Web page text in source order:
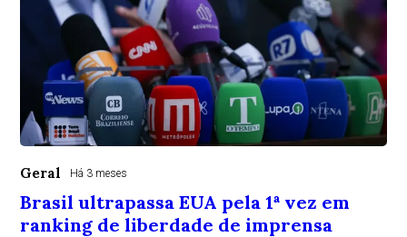
Geral Há 3 meses
Brasil ultrapassa EUA pela 1ª vez em
ranking de liberdade de imprensa